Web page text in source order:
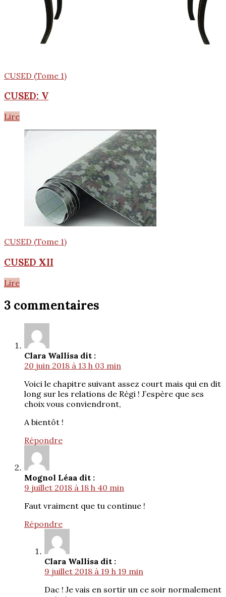
CUSED (Tome 1)
CUSED: V
Lire
CUSED (Tome 1)
CUSED XII
Lire
3 commentaires
Clara Wallisa dit :
20 juin 2018 à 13 h 03 min
Voici le chapitre suivant assez court mais qui en dit
long sur les relations de Régi ! J’espère que ses
choix vous conviendront,
A bientôt !
Répondre
Mognol Léaa dit :
9 juillet 2018 à 18 h 40 min
Faut vraiment que tu continue !
Répondre
Clara Wallisa dit :
9 juillet 2018 à 19 h 19 min
Dac ! Je vais en sortir un ce soir normalement